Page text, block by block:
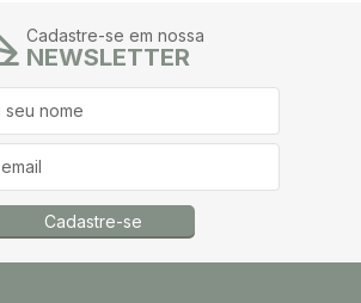
Cadastre-se em nossa
NEWSLETTER
Cadastre-se